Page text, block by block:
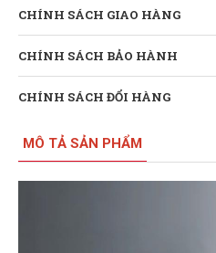
CHÍNH SÁCH GIAO HÀNG
CHÍNH SÁCH BẢO HÀNH
CHÍNH SÁCH ĐỔI HÀNG
MÔ TẢ SẢN PHẨM